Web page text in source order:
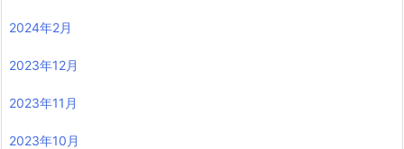
2024年2月
2023年12月
2023年11月
2023年10月